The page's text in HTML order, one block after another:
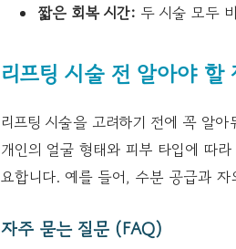
짧은 회복 시간: 두 시술 모두
리프팅 시술 전 알아야 할
리프팅 시술을 고려하기 전에 꼭 알
개인의 얼굴 형태와 피부 타입에 따
요합니다. 예를 들어, 수분 공급과
자주 묻는 질문 (FAQ)